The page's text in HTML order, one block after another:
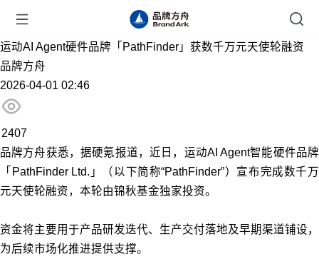
运动AI Agent硬件品牌「PathFinder」获数千万元天使轮融资
品牌方舟
2026-04-01 02:46
2407
品牌方舟获悉，据硬氪报道，近日，运动AI Agent智能硬件品牌
「PathFinder Ltd.」（以下简称“PathFinder”）宣布完成数千万
元天使轮融资，本轮由锦秋基金独家投资。
资金将主要用于产品研发迭代、生产交付落地及早期渠道铺设，
为后续市场化推进提供支撑。